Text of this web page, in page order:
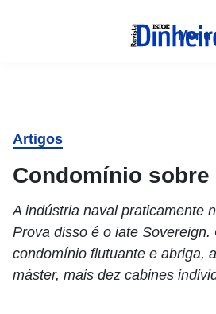
Menu
Artigos
Condomínio sobre
A indústria naval praticamente
Prova disso é o iate Sovereign.
condomínio flutuante e abriga,
máster, mais dez cabines